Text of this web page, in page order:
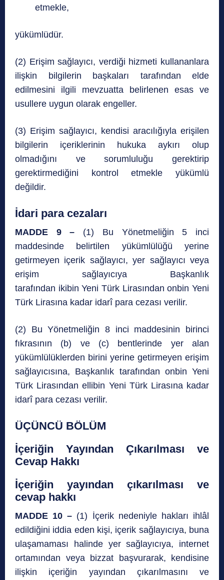
etmekle,
yükümlüdür.
(2) Erişim sağlayıcı, verdiği hizmeti kullananlara
ilişkin bilgilerin başkaları tarafından elde
edilmesini ilgili mevzuatta belirlenen esas ve
usullere uygun olarak engeller.
(3) Erişim sağlayıcı, kendisi aracılığıyla erişilen
bilgilerin içeriklerinin hukuka aykırı olup
olmadığını ve sorumluluğu gerektirip
gerektirmediğini kontrol etmekle yükümlü
değildir.
İdari para cezaları
MADDE 9 – (1) Bu Yönetmeliğin 5 inci
maddesinde belirtilen yükümlülüğü yerine
getirmeyen içerik sağlayıcı, yer sağlayıcı veya
erişim sağlayıcıya Başkanlık
tarafından ikibin Yeni Türk Lirasından onbin Yeni
Türk Lirasına kadar idarî para cezası verilir.
(2) Bu Yönetmeliğin 8 inci maddesinin birinci
fıkrasının (b) ve (c) bentlerinde yer alan
yükümlülüklerden birini yerine getirmeyen erişim
sağlayıcısına, Başkanlık tarafından onbin Yeni
Türk Lirasından ellibin Yeni Türk Lirasına kadar
idarî para cezası verilir.
ÜÇÜNCÜ BÖLÜM
İçeriğin Yayından Çıkarılması ve
Cevap Hakkı
İçeriğin yayından çıkarılması ve
cevap hakkı
MADDE 10 – (1) İçerik nedeniyle hakları ihlâl
edildiğini iddia eden kişi, içerik sağlayıcıya, buna
ulaşamaması halinde yer sağlayıcıya, internet
ortamından veya bizzat başvurarak, kendisine
ilişkin içeriğin yayından çıkarılmasını ve